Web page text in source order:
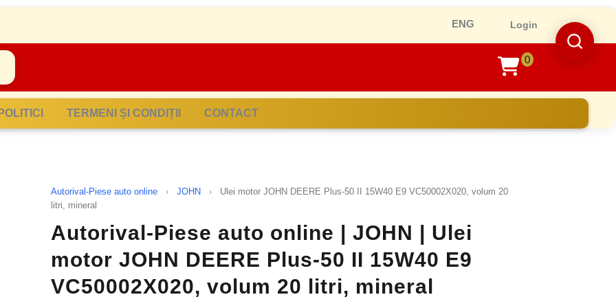
Login
shopping
cart
0
POLITICI TERMENI ȘI CONDIȚII CONTACT
Autorival-Piese auto online › JOHN ›
Ulei motor JOHN DEERE Plus-50 II 15W40 E9 VC50002X020, volum 20
litri, mineral
Autorival-Piese auto online | JOHN | Ulei
motor JOHN DEERE Plus-50 II 15W40 E9
VC50002X020, volum 20 litri, mineral